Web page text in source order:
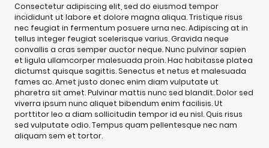
Consectetur adipiscing elit, sed do eiusmod tempor
incididunt ut labore et dolore magna aliqua. Tristique risus
nec feugiat in fermentum posuere urna nec. Adipiscing at in
tellus integer feugiat scelerisque varius. Gravida neque
convallis a cras semper auctor neque. Nunc pulvinar sapien
et ligula ullamcorper malesuada proin. Hac habitasse platea
dictumst quisque sagittis. Senectus et netus et malesuada
fames ac. Amet justo donec enim diam vulputate ut
pharetra sit amet. Pulvinar mattis nunc sed blandit. Dolor sed
viverra ipsum nunc aliquet bibendum enim facilisis. Ut
porttitor leo a diam sollicitudin tempor id eu nisl. Quis risus
sed vulputate odio. Tempus quam pellentesque nec nam
aliquam sem et tortor.